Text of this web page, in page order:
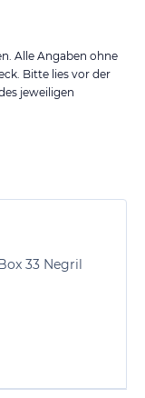
Alle Angaben ohne
Bitte lies vor der
jeweiligen
33 Negril